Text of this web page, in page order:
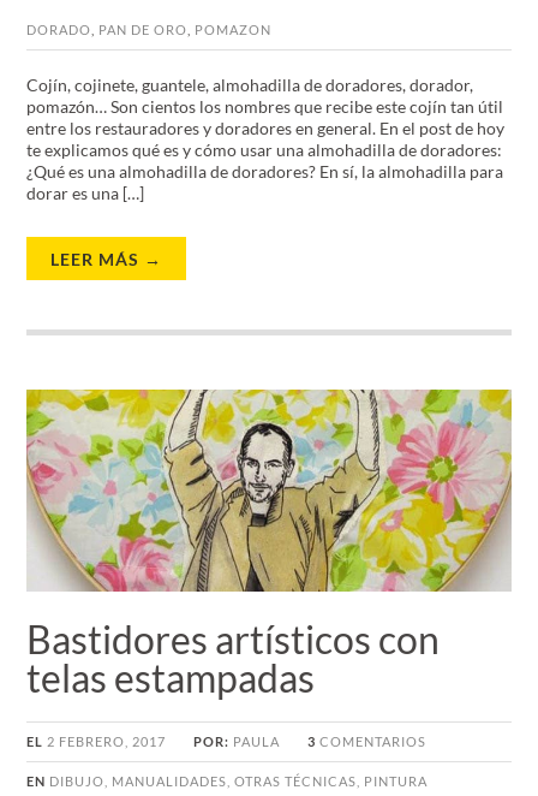
DORADO PAN DE ORO POMAZON
Cojín, cojinete, guantele, almohadilla de doradores, dorador,
pomazón… Son cientos los nombres que recibe este cojín tan útil
entre los restauradores y doradores en general. En el post de hoy
te explicamos qué es y cómo usar una almohadilla de doradores:
¿Qué es una almohadilla de doradores? En sí, la almohadilla para
dorar es una […]
LEER MÁS →
Bastidores artísticos con
telas estampadas
EL 2 FEBRERO, 2017 POR: PAULA 3 COMENTARIOS
EN DIBUJO MANUALIDADES ,OTRAS TÉCNICAS PINTURA